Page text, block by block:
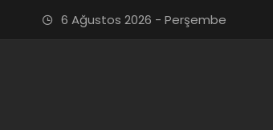
6 Ağustos 2026 - Perşembe